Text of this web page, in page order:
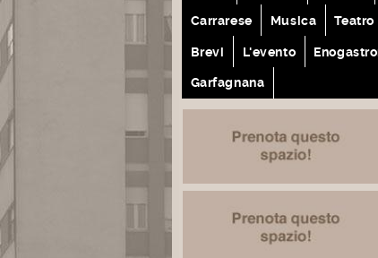
Carrarese Musica Teatro
Brevi L'evento
Garfagnana